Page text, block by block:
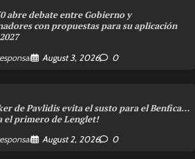
abre debate entre Gobierno y
con propuestas para su aplicación
August 3, 2026 0
de Pavlidis evita el susto para el Benfica…
el primero de Lenglet!
August 2, 2026 0